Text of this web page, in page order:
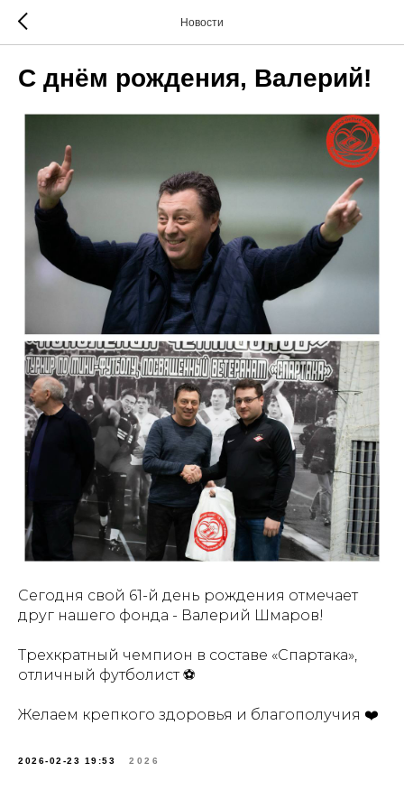
Новости
С днём рождения, Валерий!
Сегодня свой 61-й день рождения отмечает
друг нашего фонда - Валерий Шмаров!
Трехкратный чемпион в составе «Спартака»,
отличный футболист ⚽️
Желаем крепкого здоровья и благополучия ❤️
2026-02-23 19:53 2026